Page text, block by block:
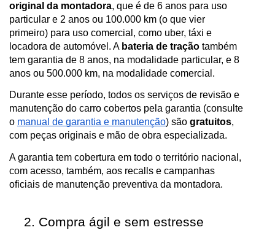
original da montadora, que é de 6 anos para uso
particular e 2 anos ou 100.000 km (o que vier
primeiro) para uso comercial, como uber, táxi e
locadora de automóvel. A bateria de tração também
tem garantia de 8 anos, na modalidade particular, e 8
anos ou 500.000 km, na modalidade comercial.
Durante esse período, todos os serviços de revisão e
manutenção do carro cobertos pela garantia (consulte
o manual de garantia e manutenção) são gratuitos,
com peças originais e mão de obra especializada.
A garantia tem cobertura em todo o território nacional,
com acesso, também, aos recalls e campanhas
oficiais de manutenção preventiva da montadora.
Compra ágil e sem estresse